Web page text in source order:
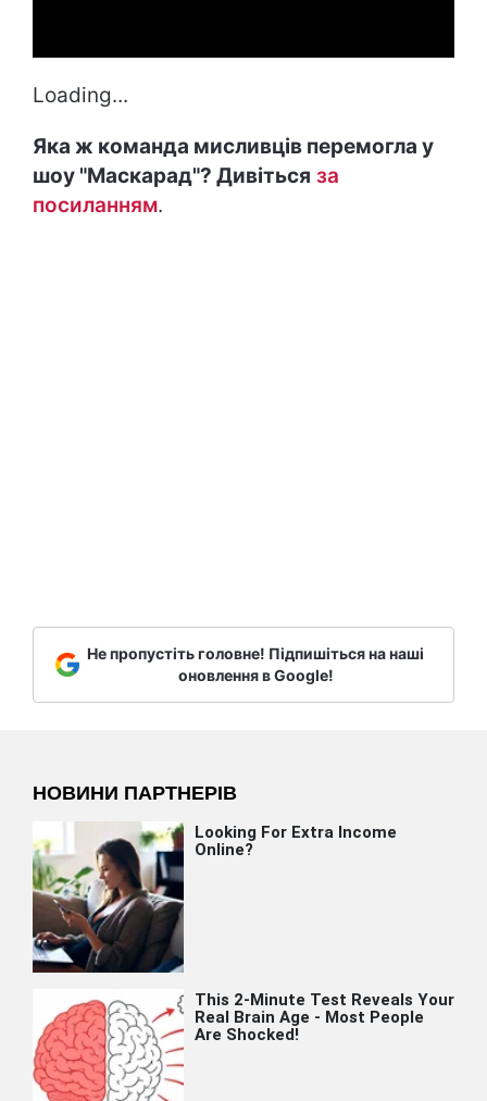
Loading...
Яка ж команда мисливців перемогла у
шоу "Маскарад"? Дивіться за
посиланням.
Не пропустіть головне! Підпишіться на наші
оновлення в Google!